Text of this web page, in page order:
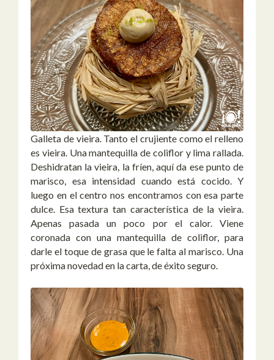
Galleta de vieira. Tanto el crujiente como el relleno
es vieira. Una mantequilla de coliflor y lima rallada.
Deshidratan la vieira, la fríen, aquí da ese punto de
marisco, esa intensidad cuando está cocido. Y
luego en el centro nos encontramos con esa parte
dulce. Esa textura tan característica de la vieira.
Apenas pasada un poco por el calor. Viene
coronada con una mantequilla de coliflor, para
darle el toque de grasa que le falta al marisco. Una
próxima novedad en la carta, de éxito seguro.